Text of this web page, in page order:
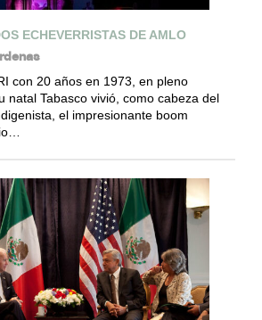
ECHEVERRISTAS DE AMLO
con 20 años en 1973, en pleno
natal Tabasco vivió, como cabeza del
el impresionante boom